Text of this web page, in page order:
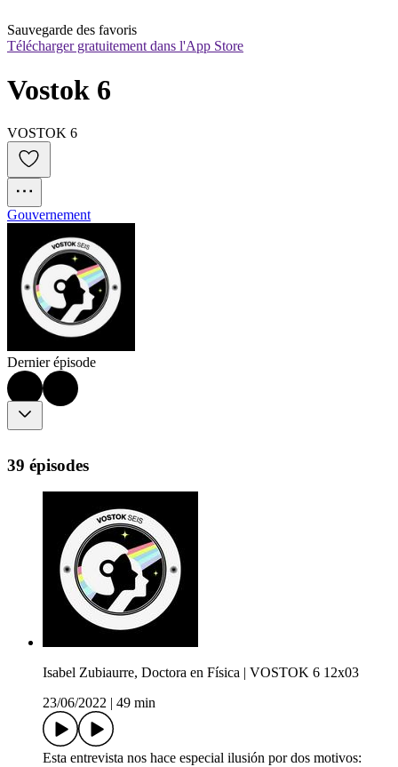
Sauvegarde des favoris
Télécharger gratuitement dans l'App Store
Vostok 6
VOSTOK 6
Gouvernement
Dernier épisode
39 épisodes
Isabel Zubiaurre, Doctora en Física | VOSTOK 6 12x03
23/06/2022
49 min
Esta entrevista nos hace especial ilusión por dos motivos: